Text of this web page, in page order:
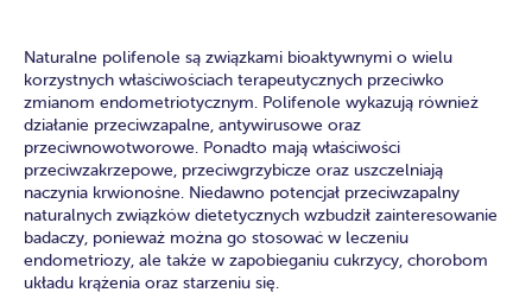
Naturalne polifenole są związkami bioaktywnymi o wielu
korzystnych właściwościach terapeutycznych przeciwko
zmianom endometriotycznym. Polifenole wykazują również
działanie przeciwzapalne, antywirusowe oraz
przeciwnowotworowe. Ponadto mają właściwości
przeciwzakrzepowe, przeciwgrzybicze oraz uszczelniają
naczynia krwionośne. Niedawno potencjał przeciwzapalny
naturalnych związków dietetycznych wzbudził zainteresowanie
badaczy, ponieważ można go stosować w leczeniu
endometriozy, ale także w zapobieganiu cukrzycy, chorobom
układu krążenia oraz starzeniu się.